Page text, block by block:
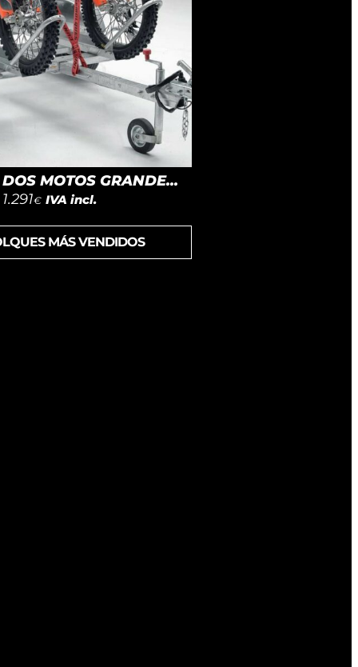
MOTOS GRANDE...
1.291€ IVA incl.
MÁS VENDIDOS